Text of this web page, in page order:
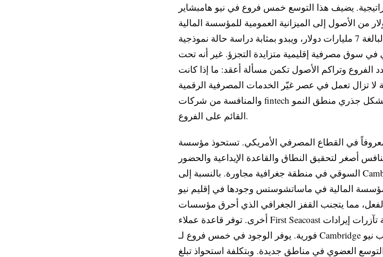
يضيف هذا التوسع خمس فروع في نيو هامبشاير
مليون دولار من الأصول إلى الميزانية العمومية للمؤسسة المالية
في ماساتشوستس البالغة 7 مليارات دولار، ويبدو بمثابة دراسة حالة نموذجية
في سوق مصرفية إقليمية متزايدة التجزؤ. غير أنه تحت
الفروع وتراكم الأصول تكمن مسألة أعقد: ما إذا كانت
لا تزال تعمل في عصر غيّر الخدمات المصرفية الرقمية
والمنافسة من شركات fintech والرقابة التنظيمية فيه بشكل جذري منطق النمو
القائم على الفروع.
معروفاً في القطاع المصرفي الأمريكي. تستحوذ مؤسسة
أصغر لتحقيق النطاق والقاعدة الإيداعية والحضور
السوقي في منطقة جغرافية مجاورة. بالنسبة إلى Cambridge Savings، يبدو
المالية في ماساتشوستس وجودها في إقليم نيو
مما يتجنب القفز الجغرافي الذي أحرق مؤسسات
أخرى. توفر قاعدة عملاء First Seacoast والمحفظة الائتمانية تآزرات إيرادات
فورية. يوفر الوجود في خمس فروع لـ Cambridge حضوراً مادياً في جنوب نيو
العضوي في مناطق جديدة. وبتكلفة استحواذ تبلغ